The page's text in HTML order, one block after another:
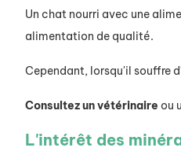
Un chat nourri avec une
alimentation de qualité.
Cependant, lorsqu'il souffre
Consultez un vétérinaire ou
L'intérêt des